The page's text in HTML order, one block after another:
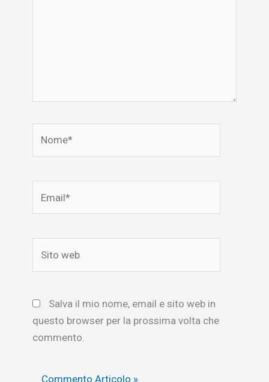
Salva il mio nome, email e sito web in
questo browser per la prossima volta che
commento.